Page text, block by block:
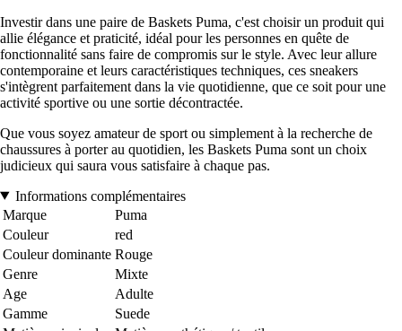
Investir dans une paire de Baskets Puma, c'est choisir un produit qui
allie élégance et praticité, idéal pour les personnes en quête de
fonctionnalité sans faire de compromis sur le style. Avec leur allure
contemporaine et leurs caractéristiques techniques, ces sneakers
s'intègrent parfaitement dans la vie quotidienne, que ce soit pour une
activité sportive ou une sortie décontractée.
Que vous soyez amateur de sport ou simplement à la recherche de
chaussures à porter au quotidien, les Baskets Puma sont un choix
judicieux qui saura vous satisfaire à chaque pas.
Informations complémentaires
Marque
Puma
Couleur
red
Couleur dominante Rouge
Genre
Mixte
Age
Adulte
Gamme
Suede